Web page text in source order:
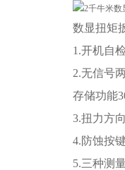
数显扭矩
1.开机自
2.无信号
存储功能
3.扭力方
4.防蚀按
5.三种测